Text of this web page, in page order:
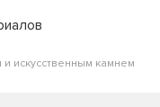
искусственным камнем